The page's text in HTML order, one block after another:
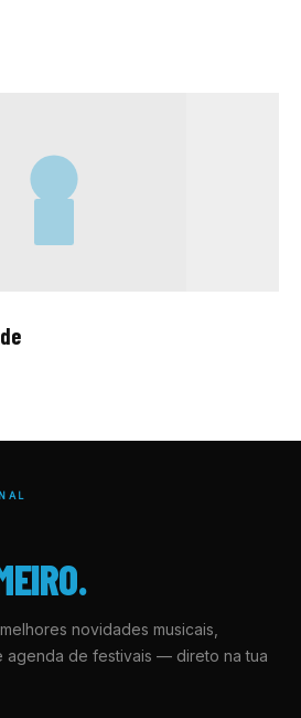
novidades musicais,
agenda de festivais — direto na tua